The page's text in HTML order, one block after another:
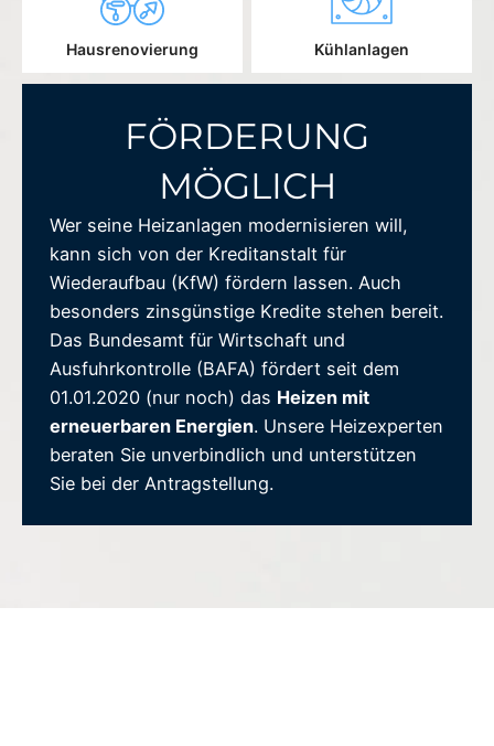
Hausrenovierung Kühlanlagen
FÖRDERUNG
MÖGLICH
Wer seine Heizanlagen modernisieren will,
kann sich von der Kreditanstalt für
Wiederaufbau (KfW) fördern lassen. Auch
besonders zinsgünstige Kredite stehen bereit.
Das Bundesamt für Wirtschaft und
Ausfuhrkontrolle (BAFA) fördert seit dem
01.01.2020 (nur noch) das Heizen mit
erneuerbaren Energien. Unsere Heizexperten
beraten Sie unverbindlich und unterstützen
Sie bei der Antragstellung.